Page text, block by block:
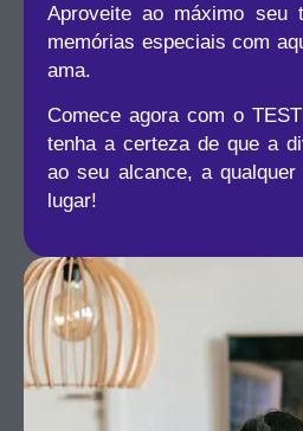
Aproveite ao máximo seu
memórias especiais com
ama.
Comece agora com o
tenha a certeza de que a
ao seu alcance, a
lugar!